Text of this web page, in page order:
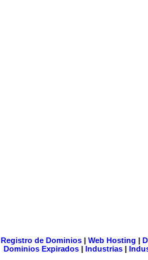
Registro de Dominios| Web Hosting |
Dominios Expirados | Industrias |